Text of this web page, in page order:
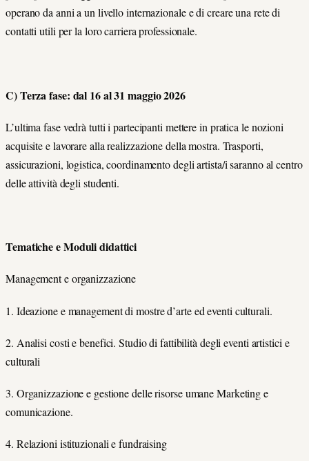
operano da anni a un livello internazionale e di creare una rete di
contatti utili per la loro carriera professionale.
C) Terza fase: dal 16 al 31 maggio 2026
L’ultima fase vedrà tutti i partecipanti mettere in pratica le nozioni
acquisite e lavorare alla realizzazione della mostra. Trasporti,
assicurazioni, logistica, coordinamento degli artista/i saranno al centro
delle attività degli studenti.
Tematiche e Moduli didattici
Management e organizzazione
1. Ideazione e management di mostre d’arte ed eventi culturali.
2. Analisi costi e benefici. Studio di fattibilità degli eventi artistici e
culturali
3. Organizzazione e gestione delle risorse umane Marketing e
comunicazione.
4. Relazioni istituzionali e fundraising